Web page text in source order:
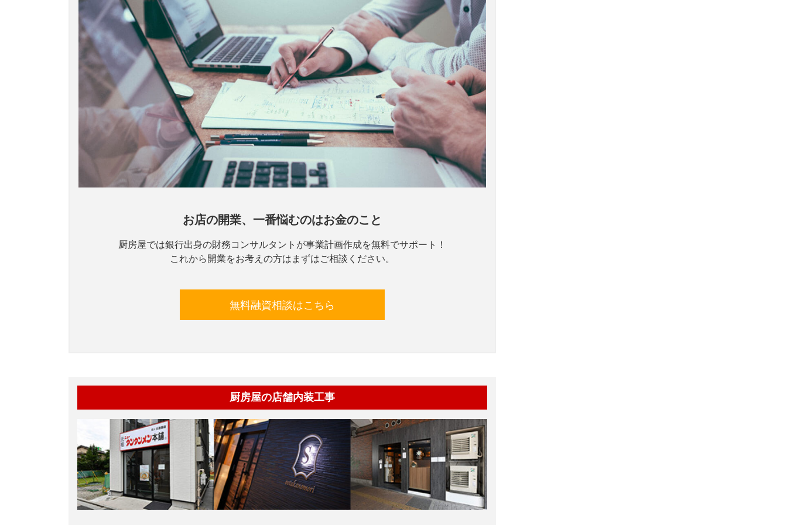
お店の開業、一番悩むのはお金のこと
厨房屋では銀行出身の財務コンサルタントが事業計画作成を無料でサポート！
これから開業をお考えの方はまずはご相談ください。
無料融資相談はこちら
厨房屋の店舗内装工事